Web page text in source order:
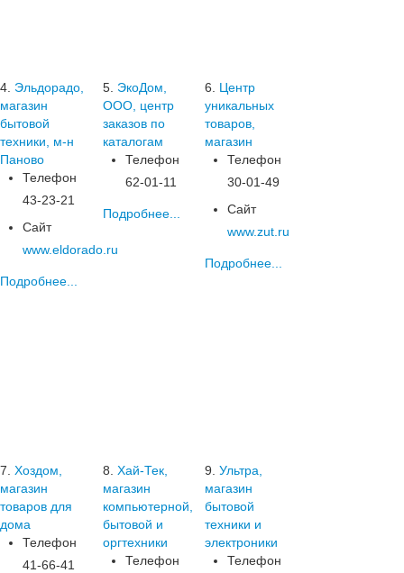
4. Эльдорадо,
магазин
бытовой
техники, м-н
Паново
Телефон
43-23-21
Сайт
www.eldorado.ru
Подробнее...
5. ЭкоДом,
ООО, центр
заказов по
каталогам
Телефон
62-01-11
Подробнее...
6.
Центр
уникальных
товаров,
магазин
Телефон
30-01-49
Сайт
www.zut.ru
Подробнее...
7. Хоздом,
магазин
товаров для
дома
Телефон
41-66-41
8. Хай-Тек,
магазин
компьютерной,
бытовой и
оргтехники
Телефон
9. Ультра,
магазин
бытовой
техники и
электроники
Телефон